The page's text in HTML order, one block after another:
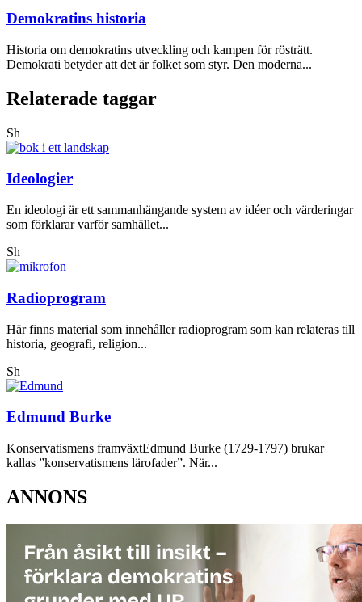
Demokratins historia
Historia om demokratins utveckling och kampen för rösträtt.
Demokrati betyder att det är folket som styr. Den moderna...
Relaterade taggar
Sh
Ideologier
En ideologi är ett sammanhängande system av idéer och värderingar
som förklarar varför samhället...
Sh
Radioprogram
Här finns material som innehåller radioprogram som kan relateras till
historia, geografi, religion...
Sh
Edmund Burke
Konservatismens framväxtEdmund Burke (1729-1797) brukar
kallas ”konservatismens lärofader”. När...
ANNONS